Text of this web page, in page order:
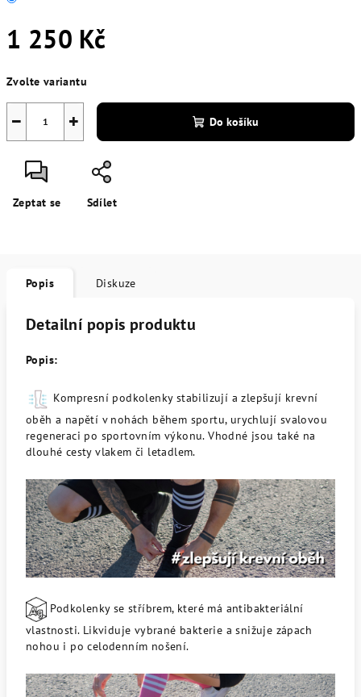
1 250 Kč
cena:
Zvolte variantu
+
− Do košíku
Zeptat se Sdílet
Popis Diskuze
Detailní popis produktu
Popis:
Kompresní podkolenky stabilizují a zlepšují krevní
oběh a napětí v nohách během sportu, urychlují svalovou
regeneraci po sportovním výkonu.Vhodné jsou také na
dlouhé cesty vlakem či letadlem.
Podkolenky se stříbrem, které má antibakteriální
vlastnosti. Likviduje vybrané bakterie a snižuje zápach
nohou i po celodenním nošení.